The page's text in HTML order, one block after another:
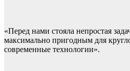
«Перед нами стояла непростая
максимально пригодным для
современные технологии».